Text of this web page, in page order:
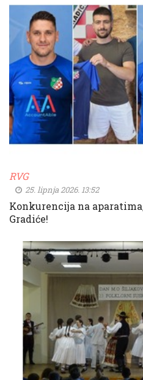
RVG
25. lipnja 2026. 13:52
Konkurencija na
Gradiće!